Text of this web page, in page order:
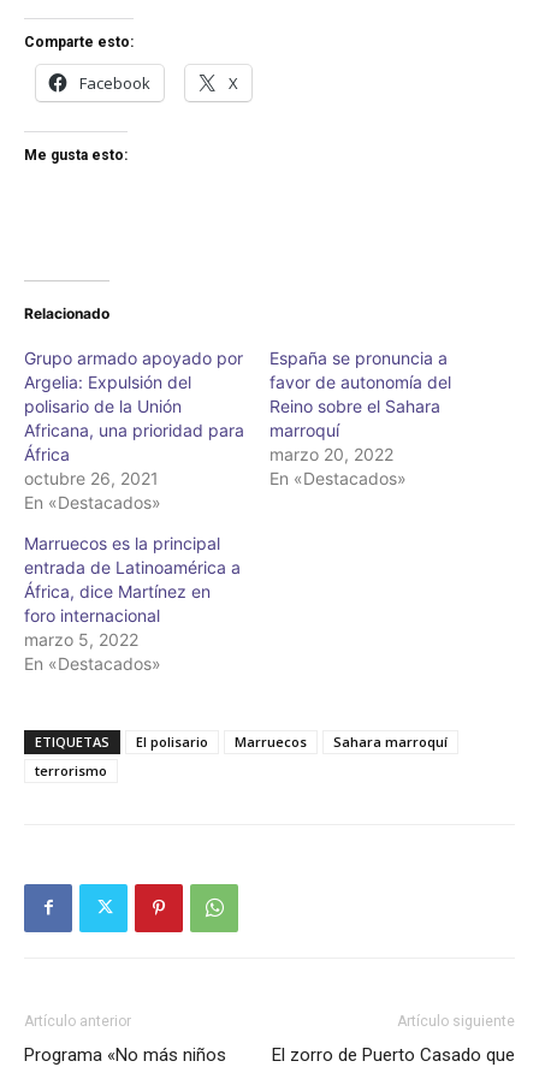
Comparte esto:
Facebook X
Me gusta esto:
Relacionado
Grupo armado apoyado por
Argelia: Expulsión del
polisario de la Unión
Africana, una prioridad para
África
octubre 26, 2021
En «Destacados»
España se pronuncia a
favor de autonomía del
Reino sobre el Sahara
marroquí
marzo 20, 2022
En «Destacados»
Marruecos es la principal
entrada de Latinoamérica a
África, dice Martínez en
foro internacional
marzo 5, 2022
En «Destacados»
ETIQUETAS El polisario Marruecos
Sahara marroquí
terrorismo
Artículo anterior
Programa «No más niños
Artículo siguiente
El zorro de Puerto Casado que